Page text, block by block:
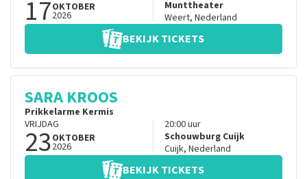
17OKTOBER
2026
Munttheater
Weert, Nederland
BEKIJK TICKETS
SARA KROOS
Prikkelarme Kermis
VRIJDAG
23OKTOBER
2026
20:00uur
Schouwburg Cuijk
Cuijk, Nederland
BEKIJK TICKETS